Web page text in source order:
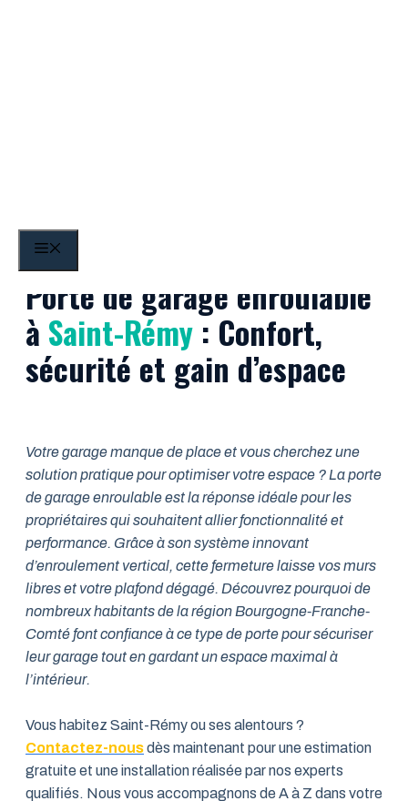
Porte de garage enroulable
à Saint-Rémy: Confort,
sécurité et gain d’espace
Votre garage manque de place et vous cherchez une
solution pratique pour optimiser votre espace ? La porte
de garage enroulable est la réponse idéale pour les
propriétaires qui souhaitent allier fonctionnalité et
performance. Grâce à son système innovant
d’enroulement vertical, cette fermeture laisse vos murs
libres et votre plafond dégagé. Découvrez pourquoi de
nombreux habitants de la région Bourgogne-Franche-
Comté font confiance à ce type de porte pour sécuriser
leur garage tout en gardant un espace maximal à
l’intérieur.
Vous habitez Saint-Rémy ou ses alentours ?
Contactez-nousdès maintenant pour une estimation
gratuite et une installation réalisée par nos experts
qualifiés. Nous vous accompagnons de A à Z dans votre